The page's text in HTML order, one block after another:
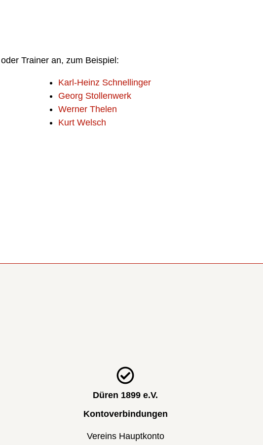
Trainer an, zum Beispiel:
Karl-Heinz Schnellinger
Georg Stollenwerk
Werner Thelen
Kurt Welsch
Düren 1899 e.V.
Kontoverbindungen
Vereins Hauptkonto